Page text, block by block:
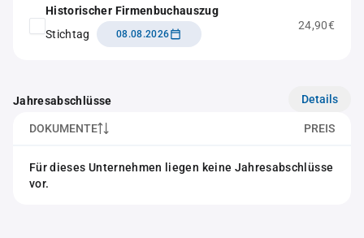
Historischer Firmenbuchauszug
Stichtag
08.08.2026
24,90€
Jahresabschlüsse Details
DOKUMENTE PREIS
Für dieses Unternehmen liegen keine Jahresabschlüsse
vor.